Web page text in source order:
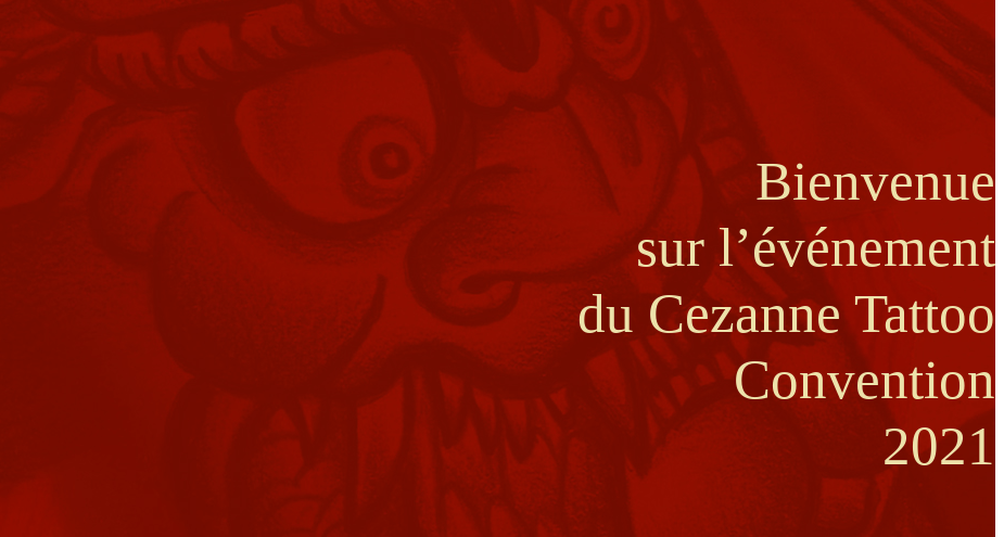
Bienvenue
sur l’événement
du Cezanne Tattoo
Convention
2021